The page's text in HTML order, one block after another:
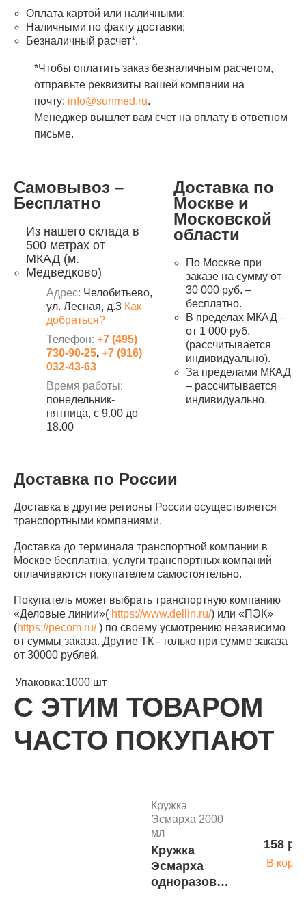
Оплата картой или наличными;
Наличными по факту доставки;
Безналичный расчет*.
*Чтобы оплатить заказ безналичным расчетом,
отправьте реквизиты вашей компании на
почту: info@sunmed.ru.
Менеджер вышлет вам счет на оплату в ответном
письме.
Самовывоз –
Бесплатно
Из нашего склада в
500 метрах от
МКАД (м.
Медведково)
Адрес: Челобитьево,
ул. Лесная, д.3 Как
добраться?
Телефон: +7 (495)
730-90-25, +7 (916)
032-43-63
Время работы:
понедельник-
пятница, с 9.00 до
18.00
Доставка по
Москве и
Московской
области
По Москве при
заказе на сумму от
30 000 руб. –
бесплатно.
В пределах МКАД –
от 1 000 руб.
(рассчитывается
индивидуально).
За пределами МКАД
– рассчитывается
индивидуально.
Доставка по России
Доставка в другие регионы России осуществляется
транспортными компаниями.
Доставка до терминала транспортной компании в
Москве бесплатна, услуги транспортных компаний
оплачиваются покупателем самостоятельно.
Покупатель может выбрать транспортную компанию
«Деловые линии»( https://www.dellin.ru/) или «ПЭК»
(https://pecom.ru/) по своему усмотрению независимо
от суммы заказа. Другие ТК - только при сумме заказа
от 30000 рублей.
Упаковка: 1000 шт
С ЭТИМ ТОВАРОМ
ЧАСТО ПОКУПАЮТ
Кружка
Эсмарха 2000
мл
Кружка
Эсмарха
одноразовая,
158
В